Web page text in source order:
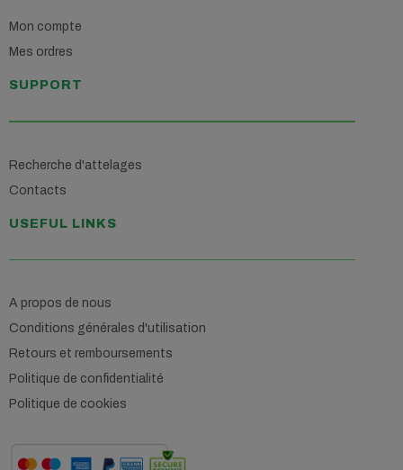
Mon compte
Mes ordres
SUPPORT
Recherche d'attelages
Contacts
USEFUL LINKS
A propos de nous
Conditions générales d'utilisation
Retours et remboursements
Politique de confidentialité
Politique de cookies